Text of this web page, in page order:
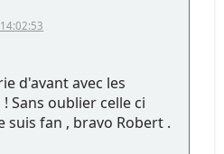
d'avant avec les
Sans oublier celle ci
fan , bravo Robert .